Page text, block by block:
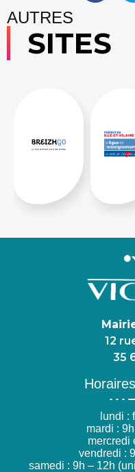
AUTRES
SITES
12
35
lundi :
mardi :
mercredi
vendredi :
samedi : 9h – 12h